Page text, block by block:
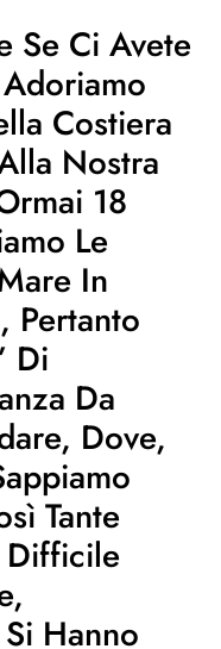
Se Ci Avete
Costiera
Nostra
18
Le
In
, Pertanto
Di
Da
Dove,
Tante
Difficile
Hanno